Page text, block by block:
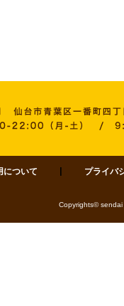
0811 仙台市青葉区一
について プライバ
Copyrights©